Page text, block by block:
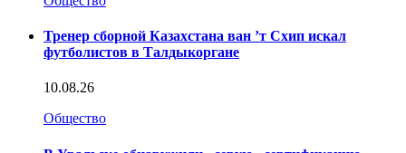
Тренер сборной Казахстана ван ’т Схип искал
футболистов в Талдыкоргане
10.08.26
Общество